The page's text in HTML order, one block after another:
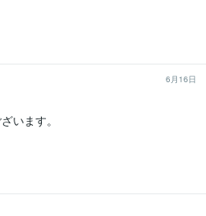
6月16日
います。